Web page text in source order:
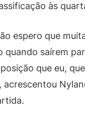
às
espero que
quando saírem
que eu,